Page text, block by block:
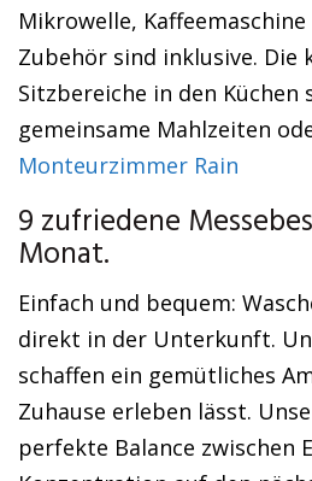
Mikrowelle,
Zubehör sind inklusive. Die
Sitzbereiche in den Küchen
gemeinsame Mahlzeiten
Monteurzimmer Rain
9 zufriedene
Monat.
Einfach und bequem:
direkt in der Unterkunft.
schaffen ein gemütliches
Zuhause erleben lässt.
perfekte Balance zwischen